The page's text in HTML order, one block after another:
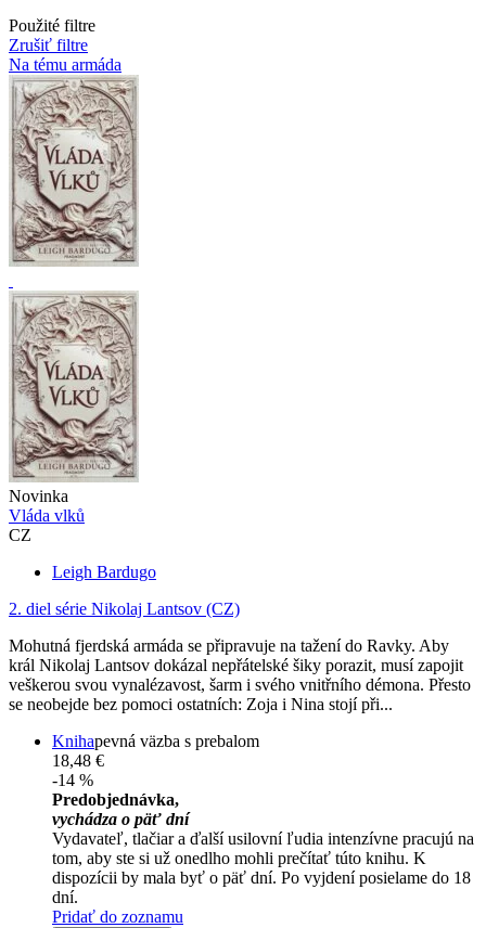
Použité filtre
Zrušiť filtre
Na tému armáda
Novinka
Vláda vlků
CZ
Leigh Bardugo
2. diel série Nikolaj Lantsov (CZ)
Mohutná fjerdská armáda se připravuje na tažení do Ravky. Aby
král Nikolaj Lantsov dokázal nepřátelské šiky porazit, musí zapojit
veškerou svou vynalézavost, šarm i svého vnitřního démona. Přesto
se neobejde bez pomoci ostatních: Zoja i Nina stojí při...
Knihapevná väzba s prebalom
18,48 €
-14 %
Predobjednávka,
vychádza o päť dní
Vydavateľ, tlačiar a ďalší usilovní ľudia intenzívne pracujú na
tom, aby ste si už onedlho mohli prečítať túto knihu. K
dispozícii by mala byť o päť dní. Po vyjdení posielame do 18
dní.
Pridať do zoznamu